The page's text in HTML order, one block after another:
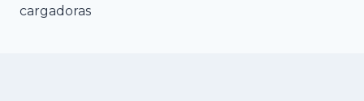
cargadoras